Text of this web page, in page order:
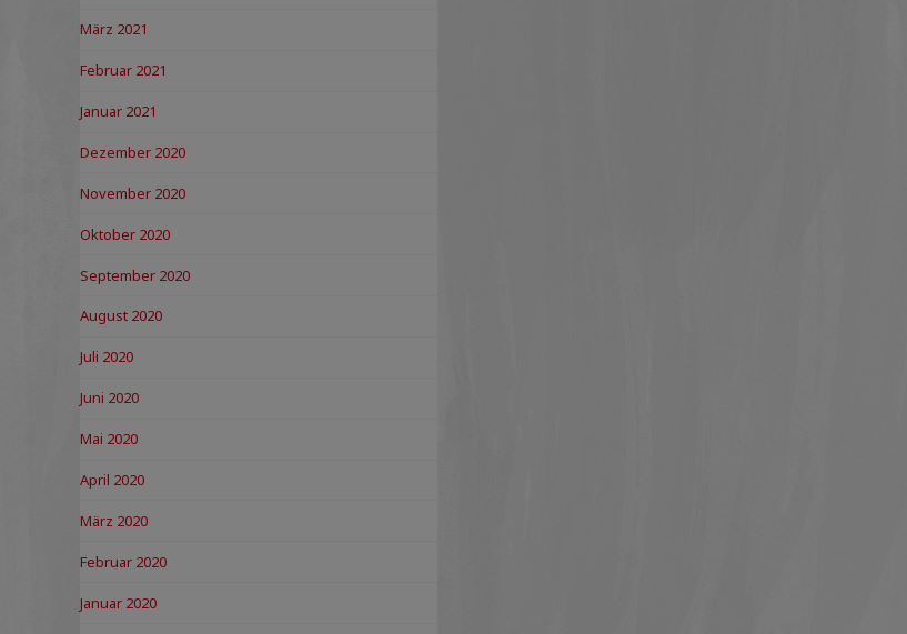
März 2021
Februar 2021
Januar 2021
Dezember 2020
November 2020
Oktober 2020
September 2020
August 2020
Juli 2020
Juni 2020
Mai 2020
April 2020
März 2020
Februar 2020
Januar 2020